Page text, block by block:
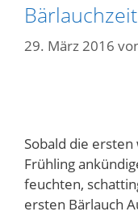
Bärlauchzeit
29. März 2016
Sobald die
Frühling
feuchten,
ersten Bärlauch